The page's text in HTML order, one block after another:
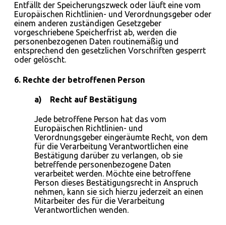
Entfällt der Speicherungszweck oder läuft eine vom
Europäischen Richtlinien- und Verordnungsgeber oder
einem anderen zuständigen Gesetzgeber
vorgeschriebene Speicherfrist ab, werden die
personenbezogenen Daten routinemäßig und
entsprechend den gesetzlichen Vorschriften gesperrt
oder gelöscht.
6. Rechte der betroffenen Person
a) Recht auf Bestätigung
Jede betroffene Person hat das vom
Europäischen Richtlinien- und
Verordnungsgeber eingeräumte Recht, von dem
für die Verarbeitung Verantwortlichen eine
Bestätigung darüber zu verlangen, ob sie
betreffende personenbezogene Daten
verarbeitet werden. Möchte eine betroffene
Person dieses Bestätigungsrecht in Anspruch
nehmen, kann sie sich hierzu jederzeit an einen
Mitarbeiter des für die Verarbeitung
Verantwortlichen wenden.